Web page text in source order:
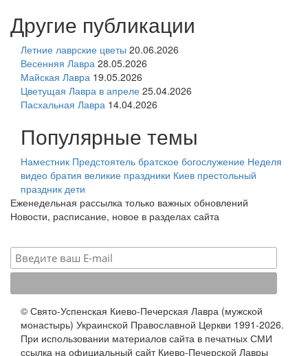
Другие публикации
Летние лаврские цветы 20.06.2026
Весенняя Лавра 28.05.2026
Майская Лавра 19.05.2026
Цветущая Лавра в апреле 25.04.2026
Пасхальная Лавра 14.04.2026
Популярные темы
Наместник Предстоятель братское богослужение Неделя
видео братия великие праздники Киев престольный
праздник дети
Еженедельная рассылка только важных обновлений
Новости, расписание, новое в разделах сайта
© Свято-Успенская Киево-Печерская Лавра (мужской
монастырь) Украинской Православной Церкви 1991-2026.
При использовании материалов сайта в печатных СМИ
ссылка на официальный сайт Киево-Печерской Лавры